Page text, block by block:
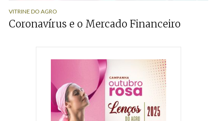
VITRINE DO AGRO
Coronavírus e o Mercado Financeiro